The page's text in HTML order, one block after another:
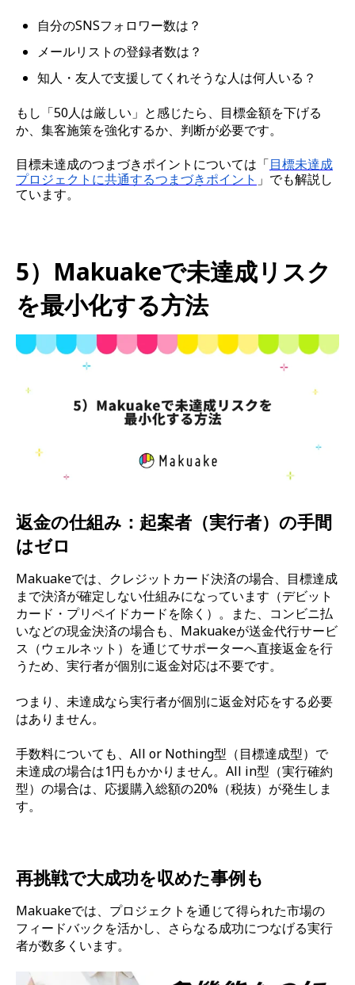
自分のSNSフォロワー数は？
メールリストの登録者数は？
知人・友人で支援してくれそうな人は何人いる？
もし「50人は厳しい」と感じたら、目標金額を下げる
か、集客施策を強化するか、判断が必要です。
目標未達成のつまづきポイントについては「目標未達成
プロジェクトに共通するつまづきポイント 」でも解説し
ています。
5）Makuakeで未達成リスク
を最小化する方法
返金の仕組み：起案者（実行者）の手間
はゼロ
Makuakeでは、クレジットカード決済の場合、目標達成
まで決済が確定しない仕組みになっています（デビット
カード・プリペイドカードを除く）。また、コンビニ払
いなどの現金決済の場合も、Makuakeが送金代行サービ
ス（ウェルネット）を通じてサポーターへ直接返金を行
うため、実行者が個別に返金対応は不要です。
つまり、未達成なら実行者が個別に返金対応をする必要
はありません。
手数料についても、All or Nothing型（目標達成型）で
未達成の場合は1円もかかりません。All in型（実行確約
型）の場合は、応援購入総額の20%（税抜）が発生しま
す。
再挑戦で大成功を収めた事例も
Makuakeでは、プロジェクトを通じて得られた市場の
フィードバックを活かし、さらなる成功につなげる実行
者が数多くいます。